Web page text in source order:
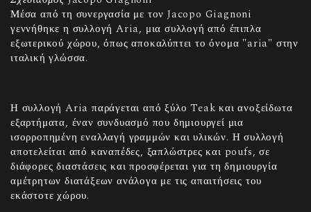
Μέσα από τη συνεργασία με τον Jacopo Giagnoni
γεννήθηκε η συλλογή Aria, μια συλλογή από έπιπλα
εξωτερικού χώρου, όπως αποκαλύπτει το όνομα "aria" στην
ιταλική γλώσσα.
Η συλλογή Aria παράγεται από ξύλο Teak και ανοξείδωτα
εξαρτήματα, έναν συνδυασμό που δημιουργεί μια
ισορροπημένη εναλλαγή γραμμών και υλικών. Η συλλογή
αποτελείται από καναπέδες, ξαπλώστρες και poufs, σε
διάφορες διαστάσεις και προσφέρεται για τη δημιουργία
αμέτρητων διατάξεων ανάλογα με τις απαιτήσεις του
εκάστοτε χώρου.